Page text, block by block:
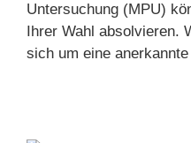
Untersuchung (MPU)
Ihrer Wahl absolvieren.
sich um eine